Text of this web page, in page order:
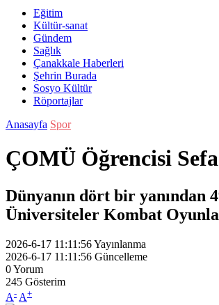
Eğitim
Kültür-sanat
Gündem
Sağlık
Çanakkale Haberleri
Şehrin Burada
Sosyo Kültür
Röportajlar
Anasayfa Spor
ÇOMÜ Öğrencisi
Dünyanın dört bir yanından
Üniversiteler Kombat
2026-6-17 11:11:56Yayınlanma
2026-6-17 11:11:56 Güncelleme
0Yorum
245 Gösterim
A- A+